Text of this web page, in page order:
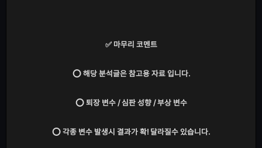
✅ 마무리 코멘트
⭕ 해당 분석글은 참고용 자료 입니다.
⭕ 퇴장 변수 / 심판 성향 / 부상 변수
⭕ 각종 변수 발생시 결과가 확! 달라질수 있습니다.